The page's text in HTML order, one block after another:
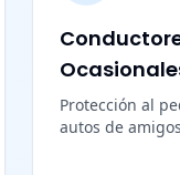
Protección al
autos de